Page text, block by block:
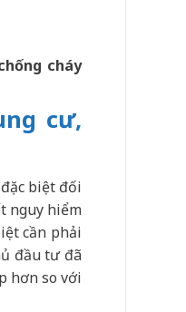
cháy
cư,
biệt đối
nguy hiểm
cần phải
đầu tư đã
hơn so với